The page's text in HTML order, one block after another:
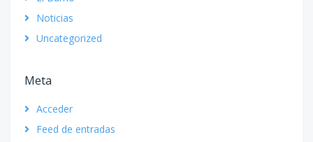
Noticias
Uncategorized
Meta
Acceder
Feed de entradas